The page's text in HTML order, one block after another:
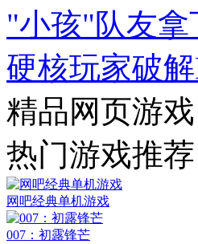
"小孩"队友拿
硬核玩家破
精品网页游戏
热门游戏推荐
网吧经典单机游戏
007：初露锋芒